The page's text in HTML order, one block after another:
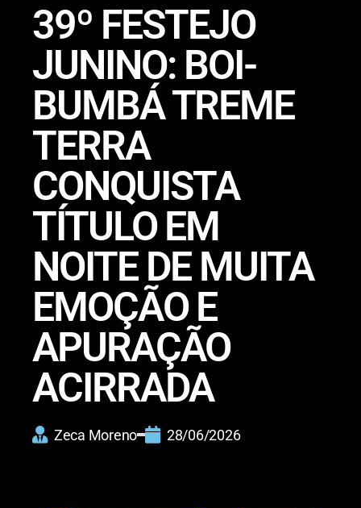
39º FESTEJO
JUNINO: BOI-
BUMBÁ TREME
TERRA
CONQUISTA
TÍTULO EM
NOITE DE MUITA
EMOÇÃO E
APURAÇÃO
ACIRRADA
Zeca Moreno 28/06/2026